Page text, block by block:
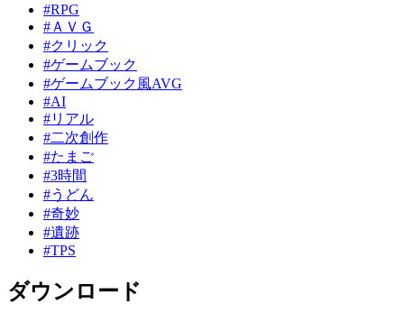
#RPG
#ＡＶＧ
#クリック
#ゲームブック
#ゲームブック風AVG
#AI
#リアル
#二次創作
#たまご
#3時間
#うどん
#奇妙
#遺跡
#TPS
ダウンロード